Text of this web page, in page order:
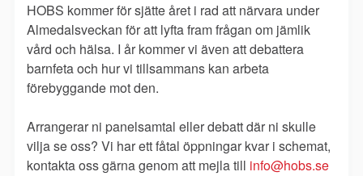
HOBS kommer för sjätte året i rad att närvara under
Almedalsveckan för att lyfta fram frågan om jämlik
vård och hälsa. I år kommer vi även att debattera
barnfeta och hur vi tillsammans kan arbeta
förebyggande mot den.
Arrangerar ni panelsamtal eller debatt där ni skulle
vilja se oss? Vi har ett fåtal öppningar kvar i schemat,
kontakta oss gärna genom att mejla till info@hobs.se